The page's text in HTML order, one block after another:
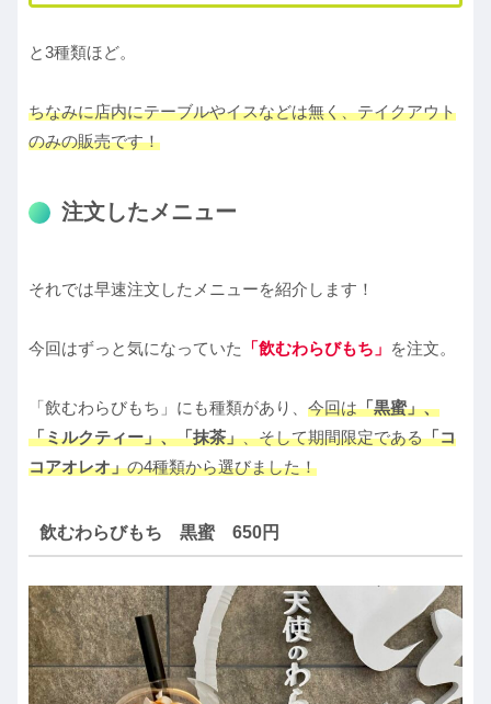
と3種類ほど。
ちなみに店内にテーブルやイスなどは無く、テイクアウト
のみの販売です！
注文したメニュー
それでは早速注文したメニューを紹介します！
今回はずっと気になっていた 「飲むわらびもち」 を注文。
「飲むわらびもち」にも種類があり、 今回は「黒蜜」、
「ミルクティー」、「抹茶」、そして期間限定である「コ
コアオレオ」の4種類から選びました！
飲むわらびもち 黒蜜 650円